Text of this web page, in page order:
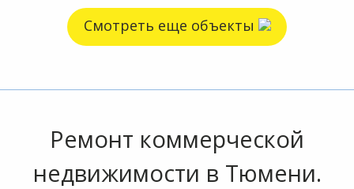
Смотреть еще объекты
Ремонт коммерческой
недвижимости в Тюмени.